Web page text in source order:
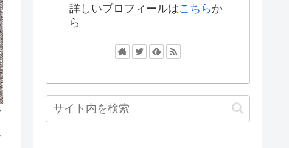
詳しいプロフィールはこちら か
ら